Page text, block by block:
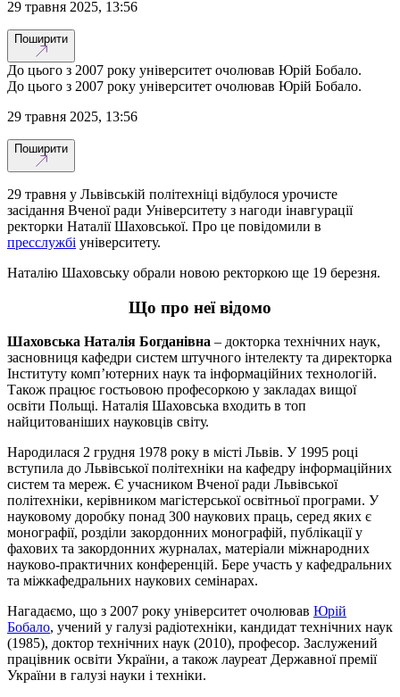
29 травня 2025, 13:56
Поширити
До цього з 2007 року університет очолював Юрій Бобало.
До цього з 2007 року університет очолював Юрій Бобало.
29 травня 2025, 13:56
Поширити
29 травня у Львівській політехніці відбулося урочисте
засідання Вченої ради Університету з нагоди інавгурації
ректорки Наталії Шаховської. Про це повідомили в
пресслужбі університету.
Наталію Шаховську обрали новою ректоркою ще 19 березня.
Що про неї відомо
Шаховська Наталія Богданівна – докторка технічних наук,
засновниця кафедри систем штучного інтелекту та директорка
Інституту комп’ютерних наук та інформаційних технологій.
Також працює гостьовою професоркою у закладах вищої
освіти Польщі. Наталія Шаховська входить в топ
найцитованіших науковців світу.
Народилася 2 грудня 1978 року в місті Львів. У 1995 році
вступила до Львівської політехніки на кафедру інформаційних
систем та мереж. Є учасником Вченої ради Львівської
політехніки, керівником магістерської освітньої програми. У
науковому доробку понад 300 наукових праць, серед яких є
монографії, розділи закордонних монографій, публікації у
фахових та закордонних журналах, матеріали міжнародних
науково-практичних конференцій. Бере участь у кафедральних
та міжкафедральних наукових семінарах.
Нагадаємо, що з 2007 року університет очолював Юрій
Бобало, учений у галузі радіотехніки, кандидат технічних наук
(1985), доктор технічних наук (2010), професор. Заслужений
працівник освіти України, а також лауреат Державної премії
України в галузі науки і техніки.